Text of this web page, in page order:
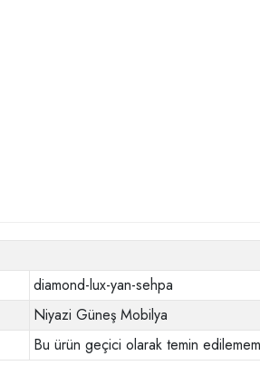
diamond-lux-yan-sehpa
Niyazi Güneş Mobilya
Bu ürün geçici olarak temin